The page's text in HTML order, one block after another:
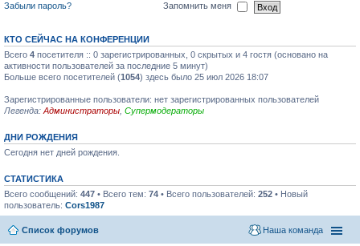
Забыли пароль?
Запомнить меня
КТО СЕЙЧАС НА КОНФЕРЕНЦИИ
Всего 4 посетителя :: 0 зарегистрированных, 0 скрытых и 4 гостя (основано на
активности пользователей за последние 5 минут)
Больше всего посетителей (1054) здесь было 25 июл 2026 18:07
Зарегистрированные пользователи: нет зарегистрированных пользователей
Легенда: Администраторы Супермодераторы
ДНИ РОЖДЕНИЯ
Сегодня нет дней рождения.
СТАТИСТИКА
Всего сообщений: 447 • Всего тем: 74 • Всего пользователей: 252 • Новый
пользователь: Cors1987
Список форумов Наша команда